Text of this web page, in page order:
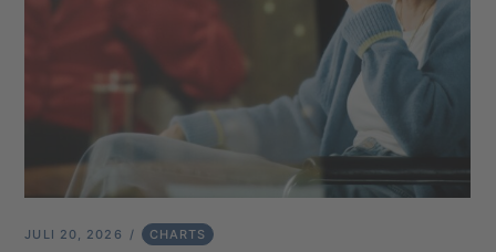
JULI 20, 2026 CHARTS